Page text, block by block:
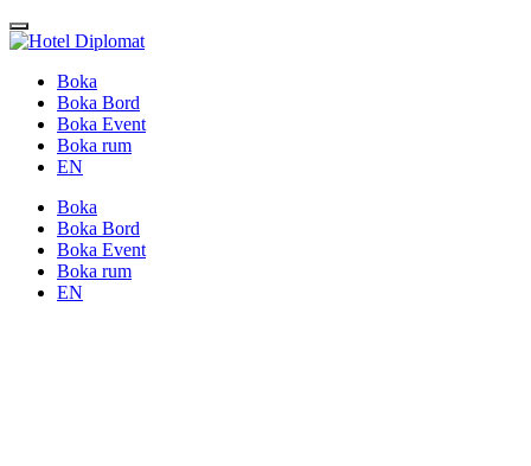
Boka
Boka Bord
Boka Event
Boka rum
EN
Boka
Boka Bord
Boka Event
Boka rum
EN